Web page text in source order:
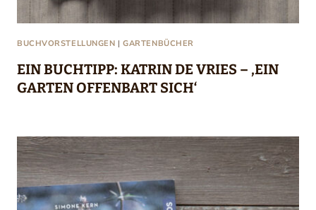
BUCHVORSTELLUNGEN |GARTENBÜCHER
EIN BUCHTIPP: KATRIN DE VRIES – ‚EIN
GARTEN OFFENBART SICH‘